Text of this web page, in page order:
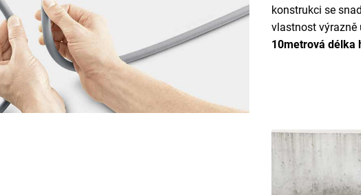
konstrukci se
vlastnost výrazně
10metrová délka